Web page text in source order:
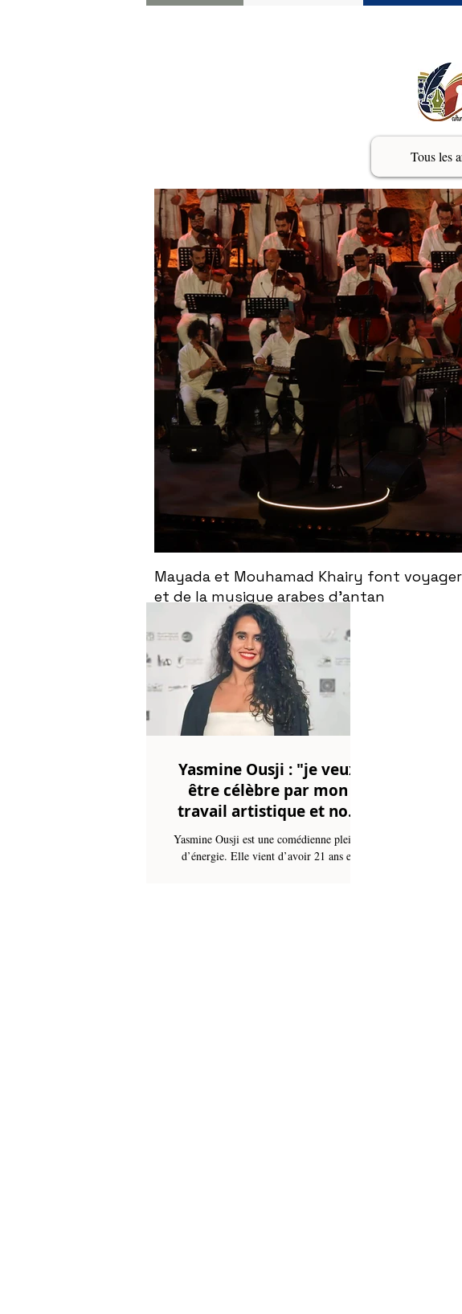
Tous les
Mayada et Mouhamad Khairy font
et de la musique arabes d'antan
Yasmine Ousji : "je veux
être célèbre par mon
travail artistique et non
pas tout facilement par le
buzz"
Yasmine Ousji est une comédienne pleine
d’énergie. Elle vient d’avoir 21 ans et